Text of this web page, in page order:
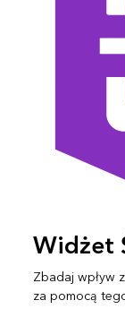
Widżet
Zbadaj wpływ
za pomocą